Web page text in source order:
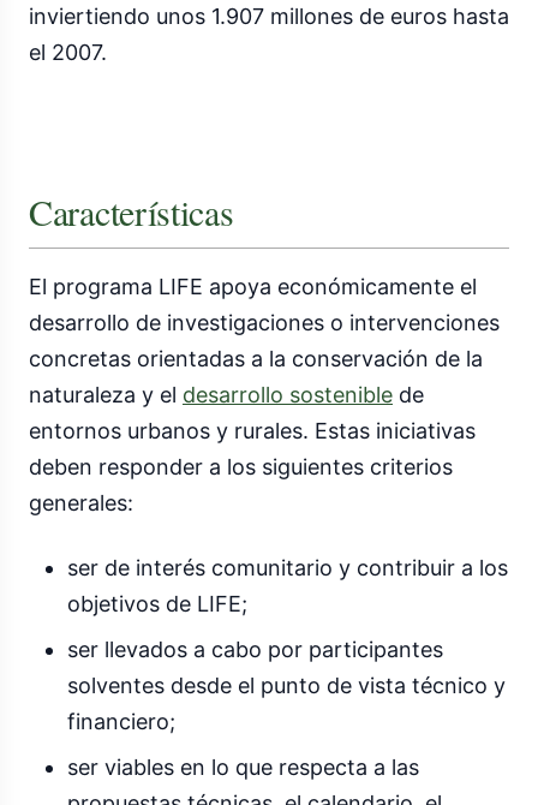
inviertiendo unos 1.907 millones de euros hasta
el 2007.
Características
El programa LIFE apoya económicamente el
desarrollo de investigaciones o intervenciones
concretas orientadas a la conservación de la
naturaleza y el desarrollo sostenible de
entornos urbanos y rurales. Estas iniciativas
deben responder a los siguientes criterios
generales:
ser de interés comunitario y contribuir a los
objetivos de LIFE;
ser llevados a cabo por participantes
solventes desde el punto de vista técnico y
financiero;
ser viables en lo que respecta a las